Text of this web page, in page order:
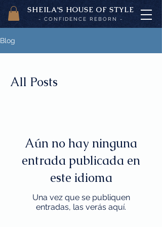
SHEILA'S HOUSE OF STYLE
- CON FIDENCE REBORN -
Blog
All Posts
Aún no hay ninguna
entrada publicada en
este idioma
Una vez que se publiquen
entradas, las verás aquí.